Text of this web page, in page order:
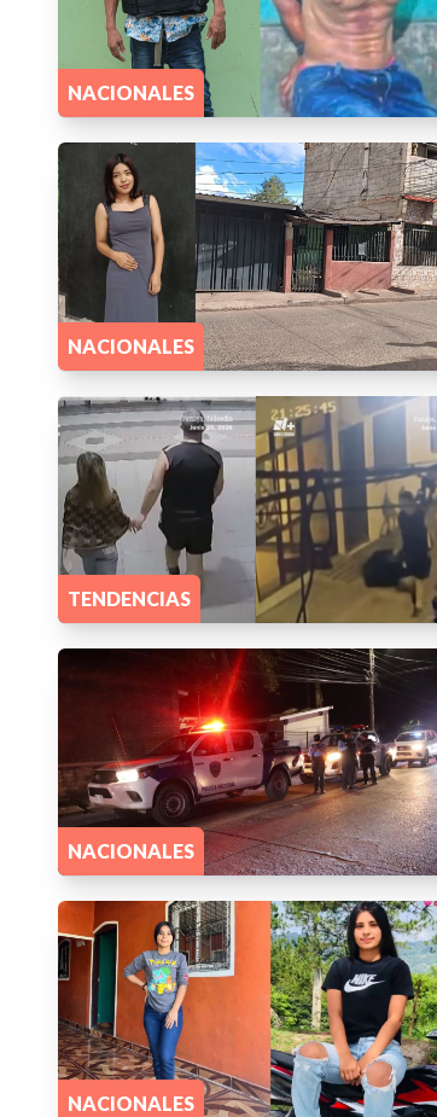
NACIONALES
NACIONALES
TENDENCIAS
NACIONALES
NACIONALES